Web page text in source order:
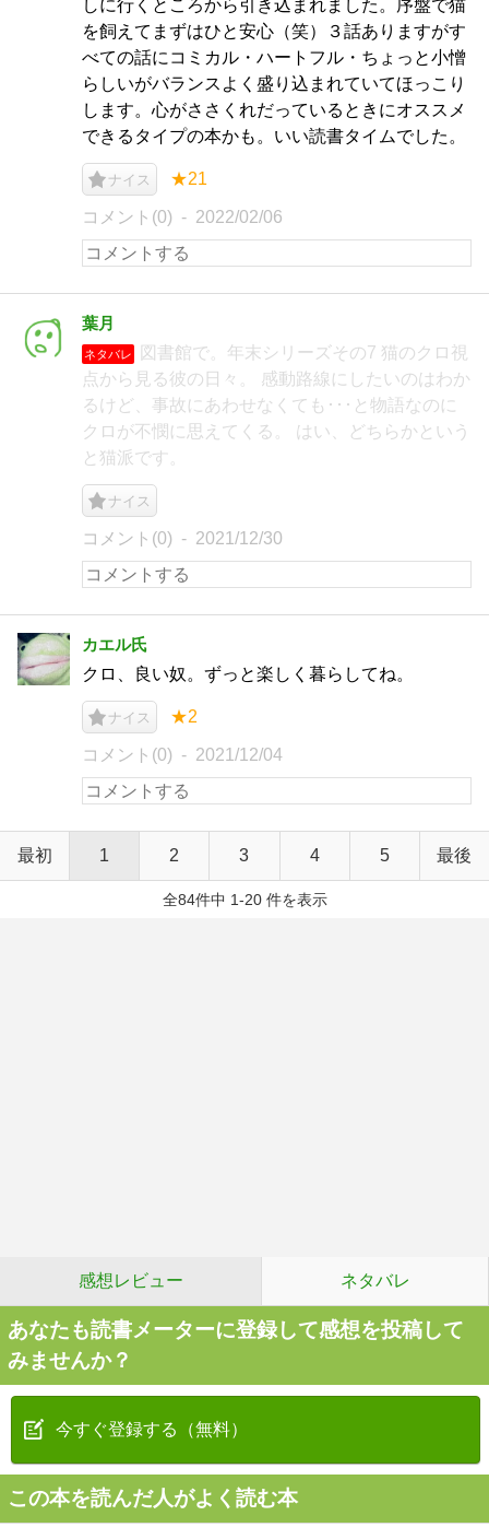
しに行くところから引き込まれました。序盤で猫
を飼えてまずはひと安心（笑）３話ありますがす
べての話にコミカル・ハートフル・ちょっと小憎
らしいがバランスよく盛り込まれていてほっこり
します。心がささくれだっているときにオススメ
できるタイプの本かも。いい読書タイムでした。
ナイス ★21
コメント(0) 2022/02/06
葉月
ネタバレ
図書館で。年末シリーズその7 猫のクロ視
点から見る彼の日々。 感動路線にしたいのはわか
るけど、事故にあわせなくても･･･と物語なのに
クロが不憫に思えてくる。 はい、どちらかという
と猫派です。
ナイス
コメント(0) 2021/12/30
カエル氏
クロ、良い奴。ずっと楽しく暮らしてね。
ナイス ★2
コメント(0) 2021/12/04
最初 1 2 3 4 5 最後
全84件中 1-20 件を表示
感想レビュー ネタバレ
あなたも読書メーターに登録して感想を投稿して
みませんか？
今すぐ登録する（無料）
この本を読んだ人がよく読む本